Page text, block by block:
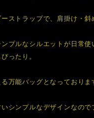
ストラップで、肩掛け・
プルなシルエットが日常使
ったり。
万能バッグとなっておりま
シンプルなデザインなの